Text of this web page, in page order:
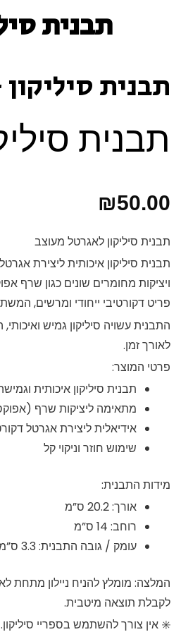
תבנית
תבנית
תבנית
₪50.00
תבנית סיליקון לאגרטל מעוצב
תבנית סיליקון איכותית ליצירת
ויציקות מחומרים שונים כגון שרף
פריט דקורטיבי ייחודי ומרשים,
התבנית עשויה סיליקון גמיש
לאורך זמן.
פרטי המוצר:
תבנית סיליקון איכותית
מתאימה ליציקות שרף
אידיאלית ליצירת אגרטל
שימוש חוזר וניקוי קל
מידות התבנית:
אורך: 20.2 ס”מ
רוחב: 14 ס”מ
עומק / גובה התבנית: 3.3 ס”מ
המלצה: מומלץ להניח ניילון מתחת
לקבלת תוצאה מיטבית.
✳️ אין צורך להשתמש בספריי